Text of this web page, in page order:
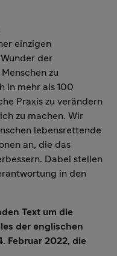
einzigen
der
zu
in mehr als 100
Praxis zu verändern
zu machen. Wir
lebensrettende
an, die das
Dabei stellen
in den
Text um die
der englischen
Februar 2022, die